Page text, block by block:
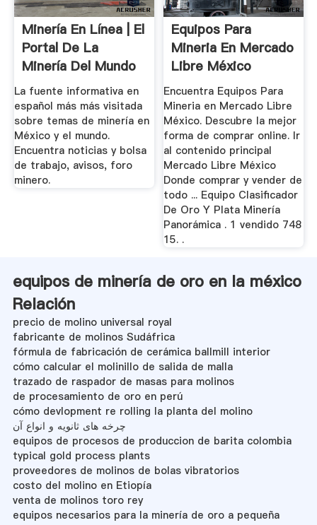
Minería En Línea | El
Portal De La
Minería Del Mundo
De ...
La fuente informativa en
español más más visitada
sobre temas de minería en
México y el mundo.
Encuentra noticias y bolsa
de trabajo, avisos, foro
minero.
Equipos Para
Mineria En Mercado
Libre México
Encuentra Equipos Para
Mineria en Mercado Libre
México. Descubre la mejor
forma de comprar online. Ir
al contenido principal
Mercado Libre México
Donde comprar y vender de
todo ... Equipo Clasificador
De Oro Y Plata Minería
Panorámica . 1 vendido 748
15. .
equipos de minería de oro en la méxico
Relación
precio de molino universal royal
fabricante de molinos Sudáfrica
fórmula de fabricación de cerámica ballmill interior
cómo calcular el molinillo de salida de malla
trazado de raspador de masas para molinos
de procesamiento de oro en perú
cómo devlopment re rolling la planta del molino
چرخه های ثانویه و انواع آن
equipos de procesos de produccion de barita colombia
typical gold process plants
proveedores de molinos de bolas vibratorios
costo del molino en Etiopía
venta de molinos toro rey
equipos necesarios para la minería de oro a pequeña